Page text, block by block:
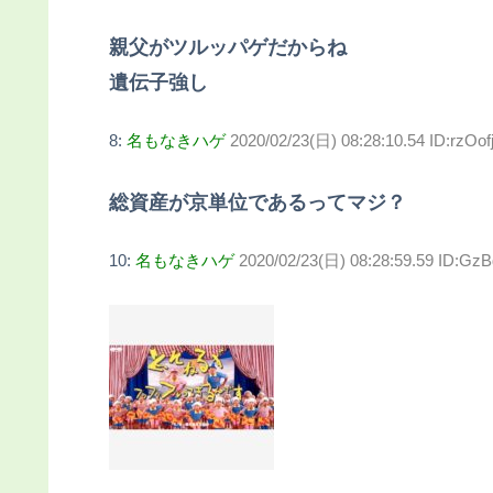
親父がツルッパゲだからね
遺伝子強し
8: 名もなきハゲ 2020/02/23(日) 08:28:10.54
総資産が京単位であるってマジ？
10: 名もなきハゲ 2020/02/23(日) 08:28:59.59